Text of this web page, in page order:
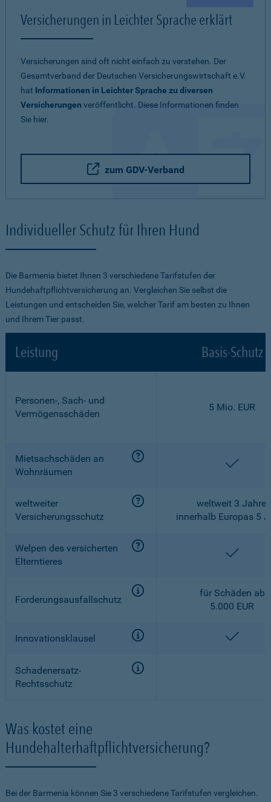
Versicherungen in Leichter Sprache erklärt
Versicherungen sind oft nicht einfach zu verstehen. Der
Gesamtverband der Deutschen Versicherungswirtschaft e.V.
hat Informationen in Leichter Sprache zu diversen
Versicherungen veröffentlicht. Diese Informationen finden
Sie hier.
zum GDV-Verband
Individueller Schutz für Ihren Hund
Die Barmenia bietet Ihnen 3 verschiedene Tarifstufen der
Hundehaftpflichtversicherung an. Vergleichen Sie selbst die
Leistungen und entscheiden Sie, welcher Tarif am besten zu Ihnen
und Ihrem Tier passt.
Leistung Basis-Schutz
Personen-, Sach- und
Vermögensschäden
5 Mio. EUR
Mietsachschäden an
Wohnräumen
weltweiter
Versicherungsschutz
weltweit 3 Jahre,
innerhalb Europas 5
Welpen des versicherten
Elterntieres
Forderungsausfallschutz
für Schäden ab
5.000 EUR
Innovationsklausel
Schadenersatz-
Rechtsschutz
Was kostet eine
Hundehalterhaftpflichtversicherung?
Bei der Barmenia können Sie 3 verschiedene Tarifstufen vergleichen.